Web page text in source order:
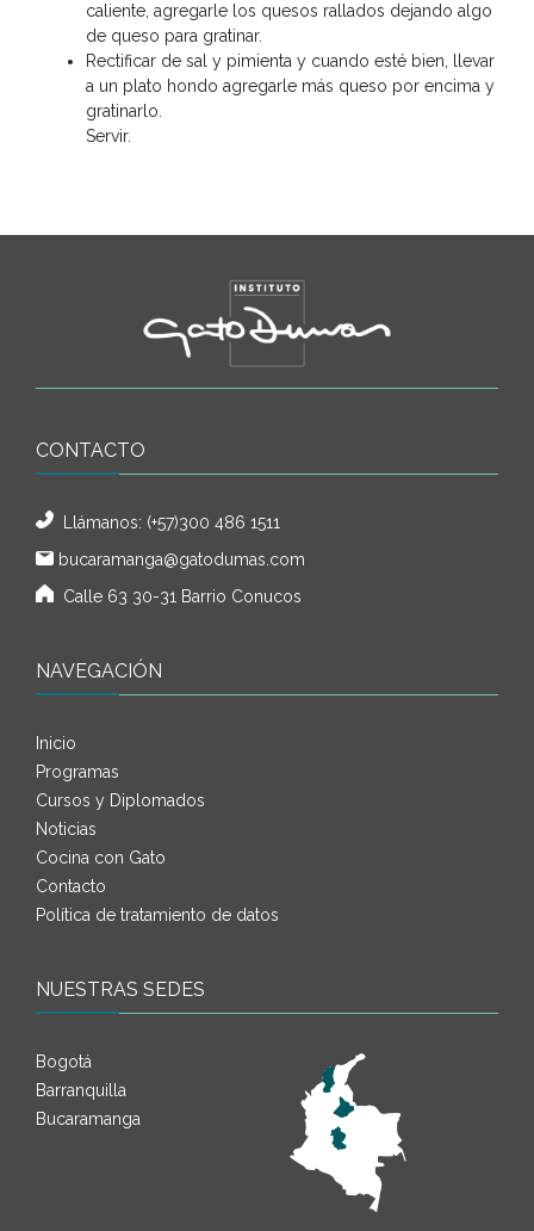
caliente, agregarle los quesos rallados dejando algo
de queso para gratinar.
Rectificar de sal y pimienta y cuando esté bien, llevar
a un plato hondo agregarle más queso por encima y
gratinarlo.
Servir.
CONTACTO
Llámanos: (+57)300 486 1511
bucaramanga@gatodumas.com
Calle 63 30-31 Barrio Conucos
NAVEGACIÓN
Inicio
Programas
Cursos y Diplomados
Noticias
Cocina con Gato
Contacto
Política de tratamiento de datos
NUESTRAS SEDES
Bogotá
Barranquilla
Bucaramanga